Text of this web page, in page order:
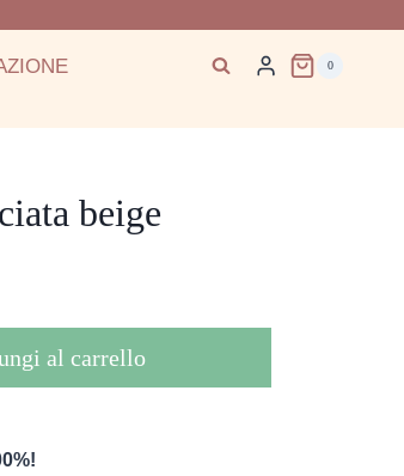
0
beige
al carrello